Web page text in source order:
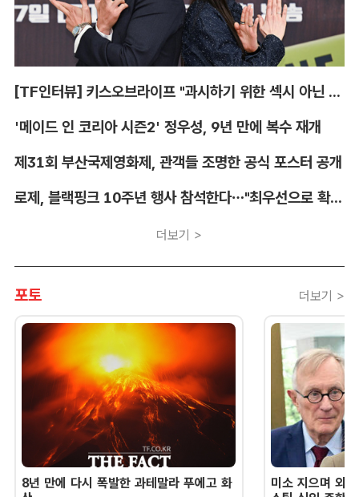
[TF인터뷰] 키스오브라이프 "과시하기 위한 섹시 아닌 당당함"
'메이드 인 코리아 시즌2' 정우성, 9년 만에 복수 재개
제31회 부산국제영화제, 관객들 조명한 공식 포스터 공개
로제, 블랙핑크 10주년 행사 참석한다…"최우선으로 확정"
더보기 >
포토 더보기 >
8년 만에 다시 폭발한 과테말라 푸에고 화
미소 지으며 외